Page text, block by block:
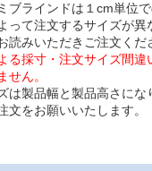
ブラインドは１cm単位で
って注文するサイズが異
読みいただきご注文くだ
る採寸・注文サイズ間違
せん。
は製品幅と製品高さに
文をお願いいたします。